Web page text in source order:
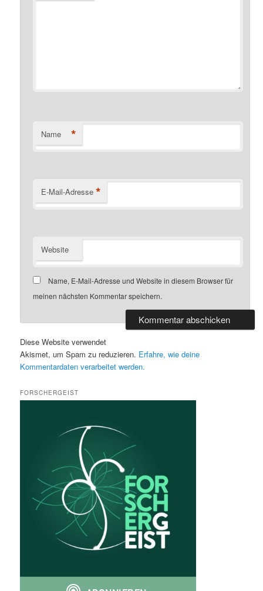
Name *
E-Mail-Adresse *
Website
Name, E-Mail-Adresse und Website in diesem Browser für
meinen nächsten Kommentar speichern.
Diese Website verwendet
Akismet, um Spam zu reduzieren. Erfahre, wie deine
Kommentardaten verarbeitet werden.
FORSCHERGEIST